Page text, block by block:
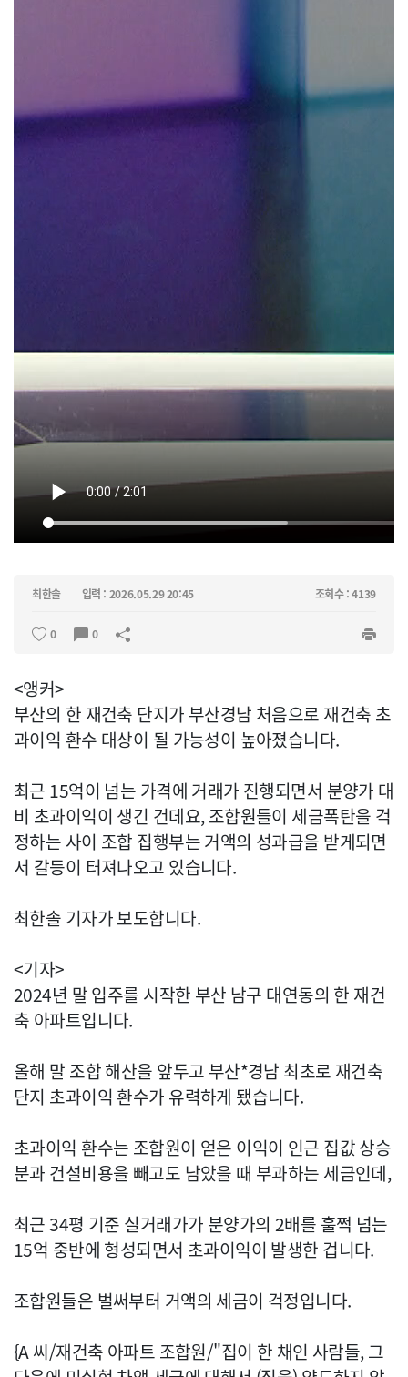
최한솔 입력 : 2026.05.29 20:45 조회수 : 4139
0 0
<앵커>
부산의 한 재건축 단지가 부산경남 처음으로 재건축 초
과이익 환수 대상이 될 가능성이 높아졌습니다.
최근 15억이 넘는 가격에 거래가 진행되면서 분양가 대
비 초과이익이 생긴 건데요, 조합원들이 세금폭탄을 걱
정하는 사이 조합 집행부는 거액의 성과급을 받게되면
서 갈등이 터져나오고 있습니다.
최한솔 기자가 보도합니다.
<기자>
2024년 말 입주를 시작한 부산 남구 대연동의 한 재건
축 아파트입니다.
올해 말 조합 해산을 앞두고 부산*경남 최초로 재건축
단지 초과이익 환수가 유력하게 됐습니다.
초과이익 환수는 조합원이 얻은 이익이 인근 집값 상승
분과 건설비용을 빼고도 남았을 때 부과하는 세금인데,
최근 34평 기준 실거래가가 분양가의 2배를 훌쩍 넘는
15억 중반에 형성되면서 초과이익이 발생한 겁니다.
조합원들은 벌써부터 거액의 세금이 걱정입니다.
{A 씨/재건축 아파트 조합원/"집이 한 채인 사람들, 그